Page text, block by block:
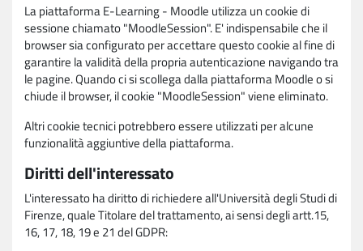
La piattaforma E-Learning - Moodle utilizza un cookie di
sessione chiamato "MoodleSession". E' indispensabile che il
browser sia configurato per accettare questo cookie al fine di
garantire la validità della propria autenticazione navigando tra
le pagine. Quando ci si scollega dalla piattaforma Moodle o si
chiude il browser, il cookie "MoodleSession" viene eliminato.
Altri cookie tecnici potrebbero essere utilizzati per alcune
funzionalità aggiuntive della piattaforma.
Diritti dell'interessato
L'interessato ha diritto di richiedere all'Università degli Studi di
Firenze, quale Titolare del trattamento, ai sensi degli artt.15,
16, 17, 18, 19 e 21 del GDPR: